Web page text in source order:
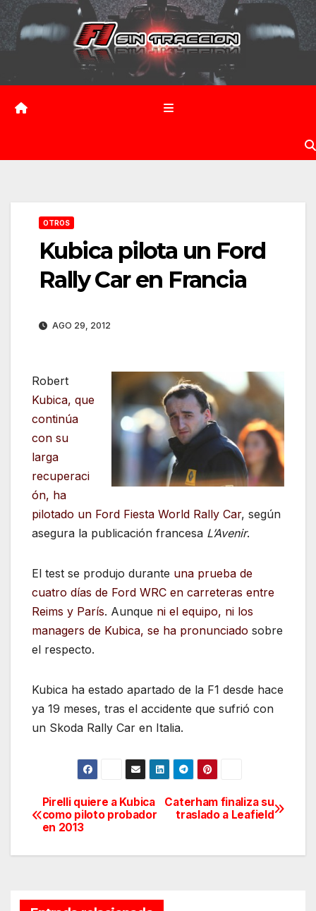
Saltar
contenido
OTROS
Kubica pilota un Ford
Rally Car en Francia
AGO 29, 2012
Robert
Kubica, que
continúa
con su
larga
recuperaci
ón, ha
pilotado un Ford Fiesta World Rally Car, según
asegura la publicación francesa L’Avenir.
El test se produjo durante una prueba de
cuatro días de Ford WRC en carreteras entre
Reims y París. Aunque ni el equipo, ni los
managers de Kubica, se ha pronunciado sobre
el respecto.
Kubica ha estado apartado de la F1 desde hace
ya 19 meses, tras el accidente que sufrió con
un Skoda Rally Car en Italia.
Navegación
de
Caterham finaliza su
traslado a Leafield
Pirelli quiere a Kubica
como piloto probador
en 2013